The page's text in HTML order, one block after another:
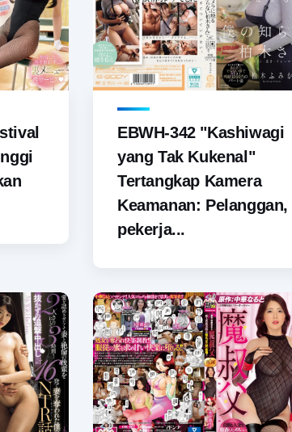
EBWH-342 "Kashiwagi
yang Tak Kukenal"
Tertangkap Kamera
Keamanan: Pelanggan,
pekerja...